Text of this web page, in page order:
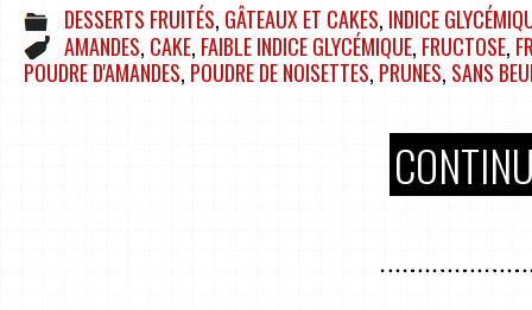
DESSERTS FRUITÉS, GÂTEAUX ET CAKES, INDICE
AMANDES, CAKE, FAIBLE INDICE GLYCÉMIQUE, FRUCTOSE,
POUDRE D'AMANDES, POUDRE DE NOISETTES, PRUNES, SANS